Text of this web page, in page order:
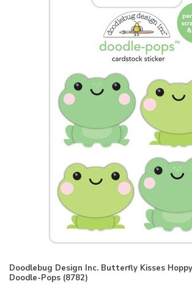
Doodlebug Design Inc. Butterfly Kisses
Doodle-Pops (8782)